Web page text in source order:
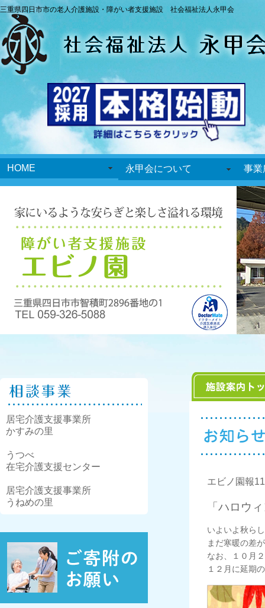
三重県四日市市の老人介護施設・障がい者支援施設 社会福祉法人永甲会
HOME 永甲会について 事業
居宅介護支援事業所
かすみの里
うつべ
在宅介護支援センター
居宅介護支援事業所
うねめの里
エビノ園報
「ハロウ
いよいよ秋ら
まだ寒暖の差
なお、１０月
１２月に延期